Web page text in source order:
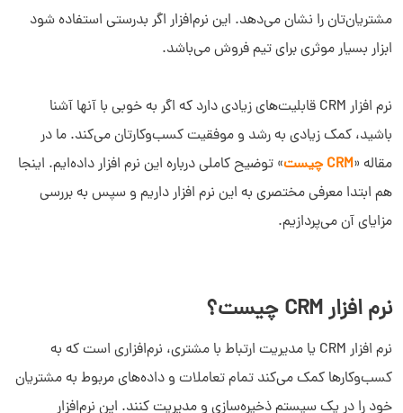
مشتریان‌تان را نشان می‌دهد. این نرم‌افزار اگر بدرستی استفاده شود
ابزار بسیار موثری برای تیم فروش می‌باشد.
نرم افزار CRM قابلیت‌های زیادی دارد که اگر به خوبی با آنها آشنا
باشید، کمک زیادی به رشد و موفقیت کسب‌وکارتان می‌کند. ما در
مقاله «CRM چیست
» توضیح کاملی درباره این نرم افزار داده‌ایم. اینجا
هم ابتدا معرفی مختصری به این نرم افزار داریم و سپس به بررسی
مزایای آن می‌پردازیم.
نرم افزار CRM چیست؟
نرم افزار CRM یا مدیریت ارتباط با مشتری، نرم‌افزاری است که به
کسب‌وکارها کمک می‌کند تمام تعاملات و داده‌های مربوط به مشتریان
خود را در یک سیستم ذخیره‌سازی و مدیریت کنند. این نرم‌افزار